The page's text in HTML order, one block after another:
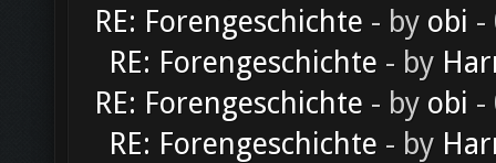
RE: Forengeschichte - by obi -
RE: Forengeschichte - by
RE: Forengeschichte - by obi -
RE: Forengeschichte - by